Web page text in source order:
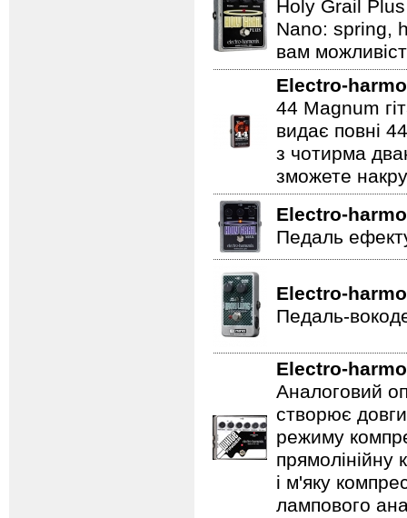
Holy Grail Plus
Nano: spring,
вам
Electro-
44 Magnum
видає повні
з чотирма
зможете
Electro-
Педаль
Electro-
Педаль-
Electro-
Аналоговий
створює
режиму
прямолінійну
і м'яку
лампового